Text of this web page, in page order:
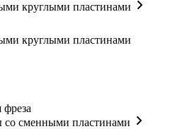
круглыми пластинами
круглыми пластинами
фреза
со сменными пластинами